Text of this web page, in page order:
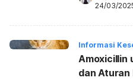
24/03/
Informasi
Amoxicillin
dan Aturan